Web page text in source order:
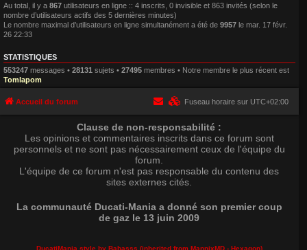
Au total, il y a 867 utilisateurs en ligne :: 4 inscrits, 0 invisible et 863 invités (selon le
nombre d’utilisateurs actifs des 5 dernières minutes)
Le nombre maximal d’utilisateurs en ligne simultanément a été de 9957 le mar. 17 févr.
26 22:33
STATISTIQUES
553247 messages • 28131 sujets • 27495 membres • Notre membre le plus récent est
Tomlapom
Accueil du forum Fuseau horaire sur UTC+02:00
Clause de non-responsabilité :
Les opinions et commentaires inscrits dans ce forum sont
personnels et ne sont pas nécessairement ceux de l'équipe du
forum.
L'équipe de ce forum n'est pas responsable du contenu des
sites externes cités.
La communauté Ducati-Mania a donné son premier coup
de gaz le 13 juin 2009